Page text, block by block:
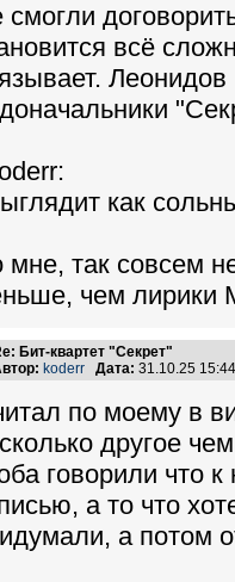
смогли
всё
как
мне, так совсем
чем лирики
Бит-квартет "Секрет"
koderr Дата: 31.10.25
по моему в
другое
говорили что
а то что
а потом